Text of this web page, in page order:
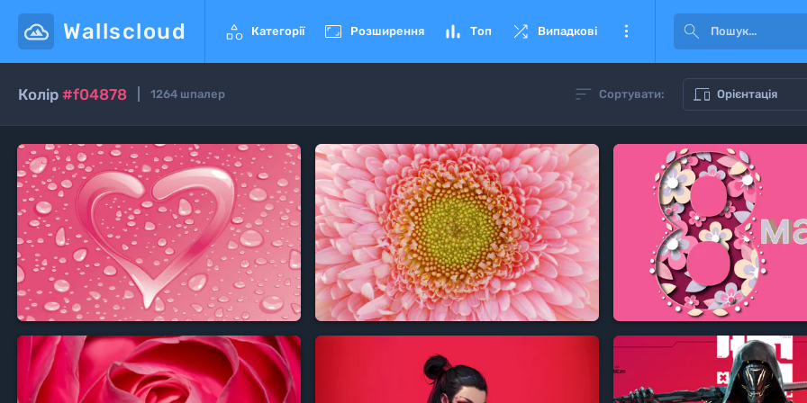
Wallscloud  Категорії  Розширення  Топ  Випадкові  
Колір #f04878 1264 шпалер  Сортувати:  Орієнтація
 